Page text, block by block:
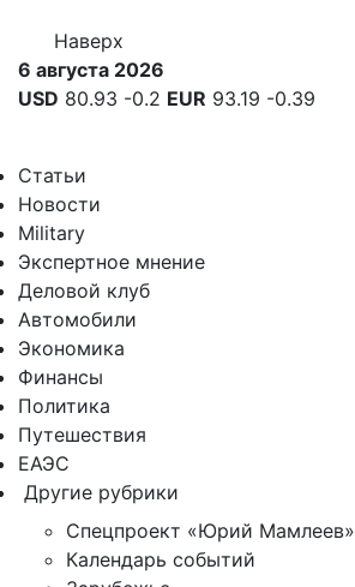
Наверх
6 августа 2026
USD 80.93 -0.2 EUR 93.19 -0.39
Статьи
Новости
Military
Экспертное мнение
Деловой клуб
Автомобили
Экономика
Финансы
Политика
Путешествия
ЕАЭС
Другие рубрики
Спецпроект «Юрий Мамлеев»
Календарь событий